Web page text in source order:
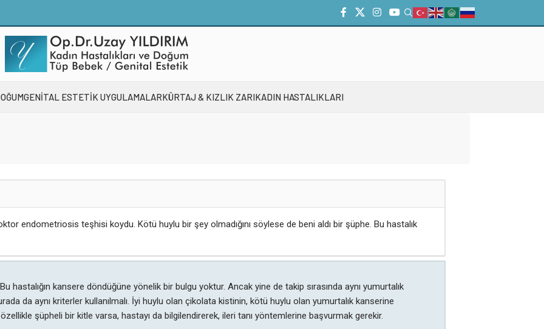
GENİTAL ESTETİK UYGULAMALARKÜRTAJ & KIZLIK ZARIKADIN HASTALIKLARI
endometriosis teşhisi koydu. Kötü huylu bir şey olmadığını söylese de beni aldı bir şüphe. Bu hastalık
kansere döndüğüne yönelik bir bulgu yoktur. Ancak yine de takip sırasında aynı yumurtalık
da aynı kriterler kullanılmalı. İyi huylu olan çikolata kistinin, kötü huylu olan yumurtalık kanserine
şüpheli bir kitle varsa, hastayı da bilgilendirerek, ileri tanı yöntemlerine başvurmak gerekir.